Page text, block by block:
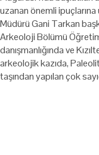
uzanan önemli
Müdürü Gani Tarkan
Arkeoloji Bölümü
danışmanlığında ve
arkeolojik kazıda,
taşından yapılan çok